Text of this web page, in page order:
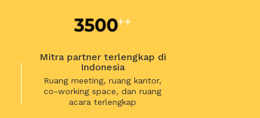
Mitra partner terlengkap di
Indonesia
Ruang meeting, ruang kantor,
co-working space, dan ruang
acara terlengkap